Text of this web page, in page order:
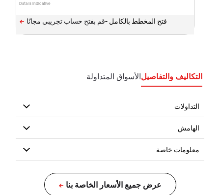
Data is indicative
فتح المخطط بالكامل -
التكاليف والتفاصيلالأسواق المتداولة